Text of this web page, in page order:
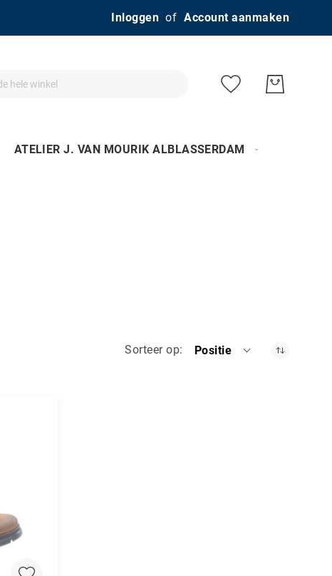
Ga
Inloggen Account aanmaken
ATELIER J. VAN MOURIK ALBLASSERDAM
Sorteer op Positie